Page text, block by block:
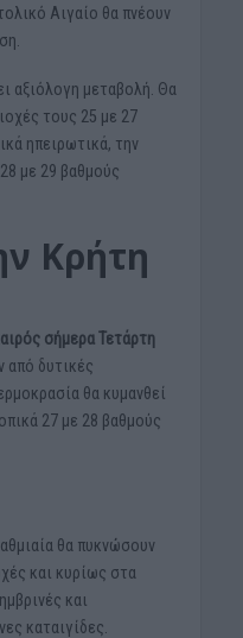
Αιγαίο θα πνέουν
αξιόλογη μεταβολή. Θα
τους 25 με 27
ηπειρωτικά, την
με 29 βαθμούς
Κρήτη
σήμερα Τετάρτη
από δυτικές
θα κυμανθεί
27 με 28 βαθμούς
θα πυκνώσουν
και κυρίως στα
και
καταιγίδες.